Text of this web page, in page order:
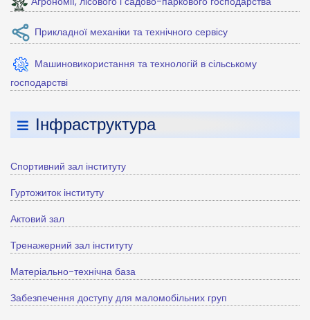
Прикладної механіки та технічного сервісу
Машиновикористання та технологій в сільському
господарстві
Інфраструктура
Спортивний зал інституту
Гуртожиток інституту
Актовий зал
Тренажерний зал інституту
Матеріально-технічна база
Забезпечення доступу для маломобільних груп